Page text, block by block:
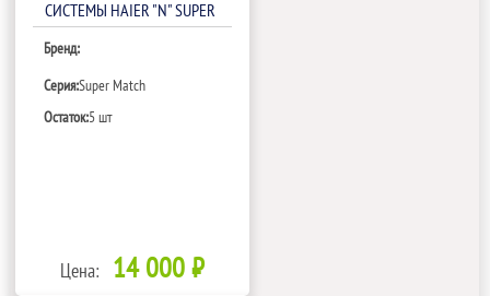
СИСТЕМЫ HAIER "N" SUPER
Бренд:
Серия:Super Match
Остаток:5 шт
Цена: 14 000 ₽